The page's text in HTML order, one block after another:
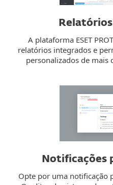
A plataforma ESET
relatórios integrados e
personalizados de mais
Notificações
Opte por uma notificação